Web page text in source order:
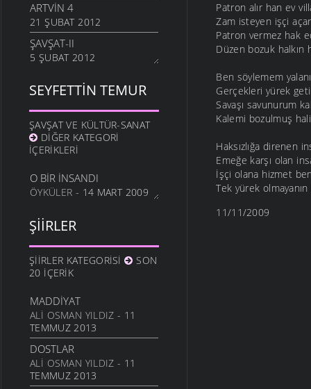
ARTVIN 4
21 ŞUBAT 2012
ŞAVŞAT-II
5 ŞUBAT 2012
25 OCAK 2012
METINE
17 OCAK 2012
HALA OĞLU
NE OLUR OĞUL
20 ARALIK 2011
DURDUM
10 ARALIK 2011
ANAM
3 ARALIK 2011
27 KASIM 2011
BILEMEDIM
24 KASIM 2011
VARDIR
5 KASIM 2011
SEYFETTIN TEMUR
ŞAVŞAT VE KÜLTÜR-SANAT
DIĞER KATEGORI
İÇERIKLERI
O BIR İNSANDI
ÖYKÜLER - 14 MART 2009
ŞIIRLER
ŞIIRLER KATEGORISI
SON
20 İÇERIK
MADDIYAT
ALI OSMAN YILDIZ - 11
TEMMUZ 2013
DOSTLAR
ALI OSMAN YILDIZ - 11
TEMMUZ 2013
Patron alır han ev
Zam isteyen işçi açar
Patron vermez hak
Düzen bozuk halkın
Ben söylemem
Gerçekleri yürek
Savaşı savunurum
Kalemi bozulmuş
Haksızlığa direnen
Emeğe karşı olan
İşçi olana hizmet
Tek yürek
11/11/2009